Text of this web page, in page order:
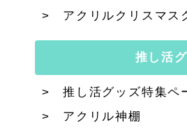
アクリルクリスマス
推し活
推し活グッズ特集ペ
アクリル神棚